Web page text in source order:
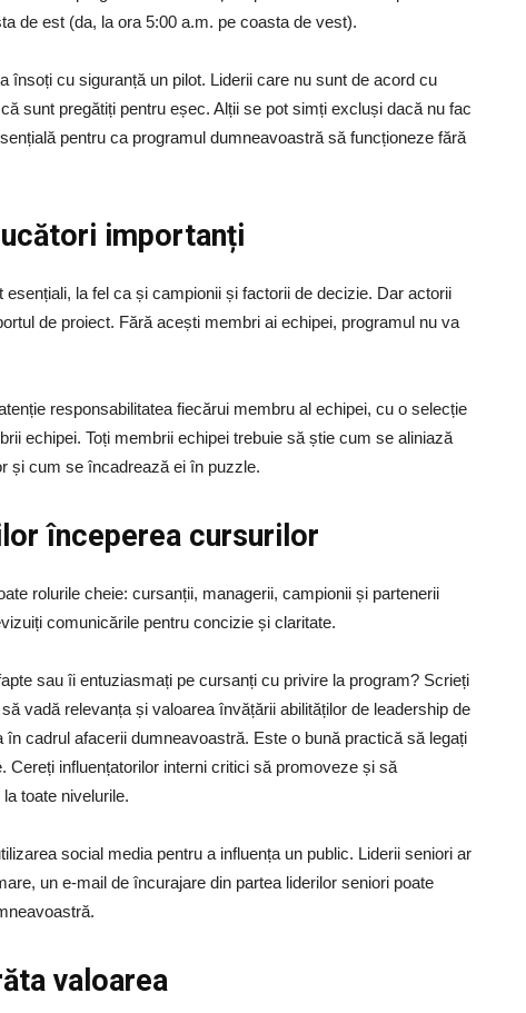
de est (da, la ora 5:00 a.m. pe coasta de vest).
însoți cu siguranță un pilot. Liderii care nu sunt de acord cu
sunt pregătiți pentru eșec. Alții se pot simți excluși dacă nu fac
pentru ca programul dumneavoastră să funcționeze fără
importanți
la fel ca și campionii și factorii de decizie. Dar actorii
de proiect. Fără acești membri ai echipei, programul nu va
responsabilitatea fiecărui membru al echipei, cu o selecție
echipei. Toți membrii echipei trebuie să știe cum se aliniază
și cum se încadrează ei în puzzle.
începerea cursurilor
rolurile cheie: cursanții, managerii, campionii și partenerii
comunicările pentru concizie și claritate.
sau îi entuziasmați pe cursanți cu privire la program? Scrieți
vadă relevanța și valoarea învățării abilităților de leadership de
cadrul afacerii dumneavoastră. Este o bună practică să legați
Cereți influențatorilor interni critici să promoveze și să
toate nivelurile.
social media pentru a influența un public. Liderii seniori ar
un e-mail de încurajare din partea liderilor seniori poate
valoarea